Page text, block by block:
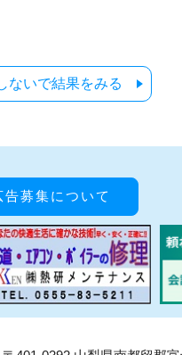
ないで結果をみる
告募集について